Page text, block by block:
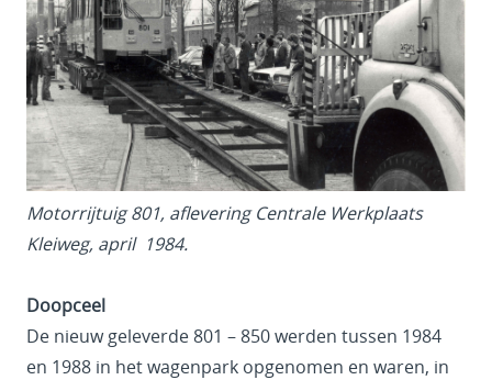
Motorrijtuig 801, aflevering Centrale Werkplaats
Kleiweg, april 1984.
Doopceel
De nieuw geleverde 801 – 850 werden tussen 1984
en 1988 in het wagenpark opgenomen en waren, in